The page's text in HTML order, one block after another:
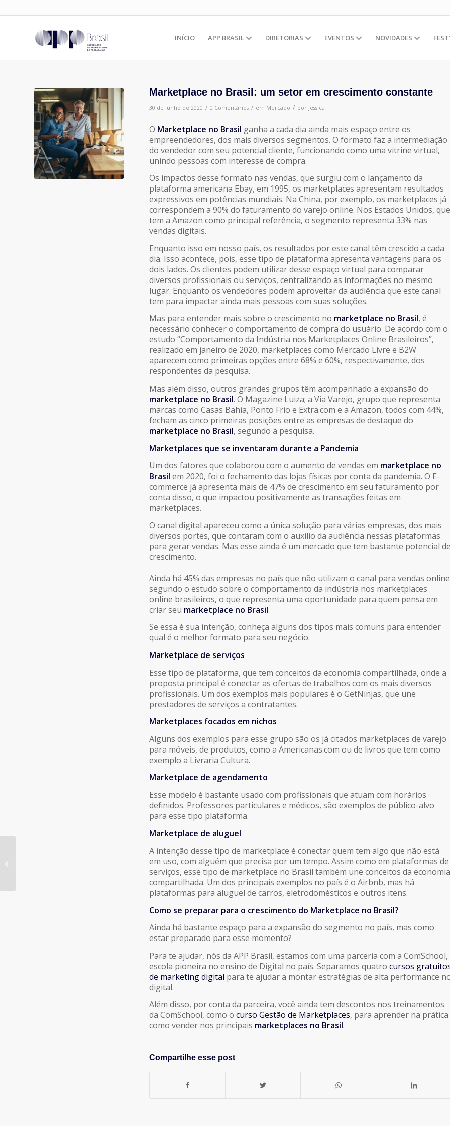
INÍCIO APP BRASIL DIRETORIAS EVENTOS NOVIDADES
Marketplace no Brasil: um setor em crescimento constante
30 de junho de 2020 / 0 Comentários / em Mercado / por Jessica
O Marketplace no Brasil ganha a cada dia ainda mais espaço entre os
empreendedores, dos mais diversos segmentos. O formato faz a intermediação
do vendedor com seu potencial cliente, funcionando como uma vitrine virtual,
unindo pessoas com interesse de compra.
Os impactos desse formato nas vendas, que surgiu com o lançamento da
plataforma americana Ebay, em 1995, os marketplaces apresentam resultados
expressivos em potências mundiais. Na China, por exemplo, os marketplaces já
correspondem a 90% do faturamento do varejo online. Nos Estados Unidos, que
tem a Amazon como principal referência, o segmento representa 33% nas
vendas digitais.
Enquanto isso em nosso país, os resultados por este canal têm crescido a cada
dia. Isso acontece, pois, esse tipo de plataforma apresenta vantagens para os
dois lados. Os clientes podem utilizar desse espaço virtual para comparar
diversos profissionais ou serviços, centralizando as informações no mesmo
lugar. Enquanto os vendedores podem aproveitar da audiência que este canal
tem para impactar ainda mais pessoas com suas soluções.
Mas para entender mais sobre o crescimento no marketplace no Brasil, é
necessário conhecer o comportamento de compra do usuário. De acordo com o
estudo “Comportamento da Indústria nos Marketplaces Online Brasileiros”,
realizado em janeiro de 2020, marketplaces como Mercado Livre e B2W
aparecem como primeiras opções entre 68% e 60%, respectivamente, dos
respondentes da pesquisa.
Mas além disso, outros grandes grupos têm acompanhado a expansão do
marketplace no Brasil. O Magazine Luiza; a Via Varejo, grupo que representa
marcas como Casas Bahia, Ponto Frio e Extra.com e a Amazon, todos com 44%,
fecham as cinco primeiras posições entre as empresas de destaque do
marketplace no Brasil, segundo a pesquisa.
Marketplaces que se inventaram durante a Pandemia
Um dos fatores que colaborou com o aumento de vendas em marketplace no
Brasil em 2020, foi o fechamento das lojas físicas por conta da pandemia. O E-
commerce já apresenta mais de 47% de crescimento em seu faturamento por
conta disso, o que impactou positivamente as transações feitas em
marketplaces.
O canal digital apareceu como a única solução para várias empresas, dos mais
diversos portes, que contaram com o auxílio da audiência nessas plataformas
para gerar vendas. Mas esse ainda é um mercado que tem bastante potencial
crescimento.
Ainda há 45% das empresas no país que não utilizam o canal para vendas
segundo o estudo sobre o comportamento da indústria nos marketplaces
online brasileiros, o que representa uma oportunidade para quem pensa em
criar seu marketplace no Brasil.
Se essa é sua intenção, conheça alguns dos tipos mais comuns para entender
qual é o melhor formato para seu negócio.
Marketplace de serviços
Esse tipo de plataforma, que tem conceitos da economia compartilhada, onde a
proposta principal é conectar as ofertas de trabalhos com os mais diversos
profissionais. Um dos exemplos mais populares é o GetNinjas, que une
prestadores de serviços a contratantes.
Marketplaces focados em nichos
Alguns dos exemplos para esse grupo são os já citados marketplaces de varejo
para móveis, de produtos, como a Americanas.com ou de livros que tem como
exemplo a Livraria Cultura.
Marketplace de agendamento
Esse modelo é bastante usado com profissionais que atuam com horários
definidos. Professores particulares e médicos, são exemplos de público-alvo
para esse tipo plataforma.
Marketplace de aluguel
A intenção desse tipo de marketplace é conectar quem tem algo que não está
em uso, com alguém que precisa por um tempo. Assim como em plataformas de
serviços, esse tipo de marketplace no Brasil também une conceitos da economia
compartilhada. Um dos principais exemplos no país é o Airbnb, mas há
plataformas para aluguel de carros, eletrodomésticos e outros itens.
Como se preparar para o crescimento do Marketplace no Brasil?
Ainda há bastante espaço para a expansão do segmento no país, mas como
estar preparado para esse momento?
Para te ajudar, nós da APP Brasil, estamos com uma parceria com a ComSchool,
escola pioneira no ensino de Digital no país. Separamos quatro cursos
de marketing digital para te ajudar a montar estratégias de alta performance
digital.
Além disso, por conta da parceira, você ainda tem descontos nos treinamentos
da ComSchool, como o curso Gestão de Marketplaces, para aprender na prática
como vender nos principais marketplaces no Brasil.
Compartilhe esse post